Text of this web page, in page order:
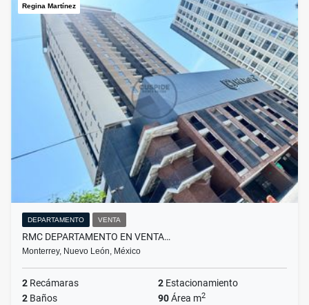
Regina Martínez
DEPARTAMENTO VENTA
RMC DEPARTAMENTO EN VENTA…
Monterrey, Nuevo León, México
2 Recámaras 2 Estacionamiento
2 Baños 90Área m2